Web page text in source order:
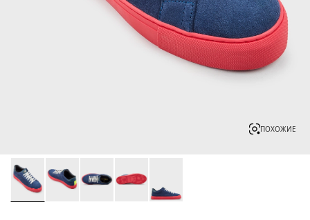
ПОХОЖИЕ